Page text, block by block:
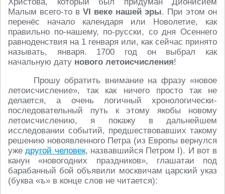
Малым всего-то в VI веке нашей эры. При этом он
перенёс начало календаря или Новолетие, как
правильно по-нашему, по-русски, со дня Осеннего
равноденствия на 1 генваря или, как сейчас принято
называть, января. 1700 год он выбрал как
начальную дату нового летоисчисления!
Прошу обратить внимание на фразу «новое
летоисчисление», так как ничего просто так не
делается, а очень логичный хронологически-
последовательный путь к этому якобы новому
летоисчислению, я покажу в дальнейшем
исследовании событий, предшествовавших такому
решению новоявленного Петра (из Европы вернулся
ужедругой человек, назвавшийся Петром I). И вот в
канун «новогодних праздников», глашатаи под
барабанный бой объявили москвичам царский указ
(буква «ъ» в конце слов не читается):